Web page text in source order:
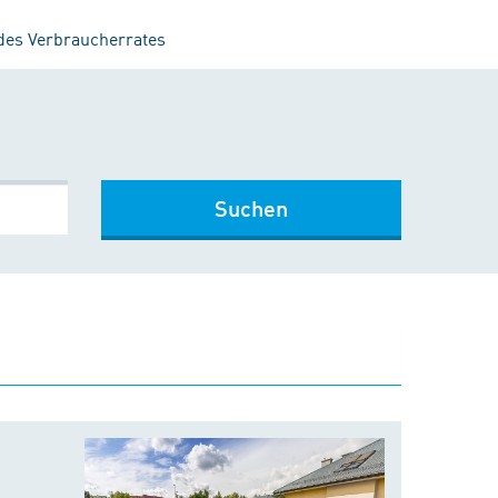
Verbraucherrates
Suchen